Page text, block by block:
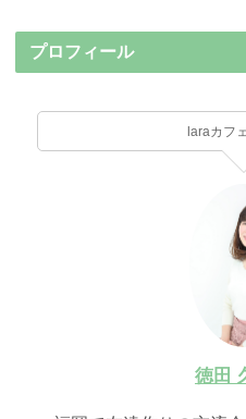
プロフィール
laraカフ
徳田